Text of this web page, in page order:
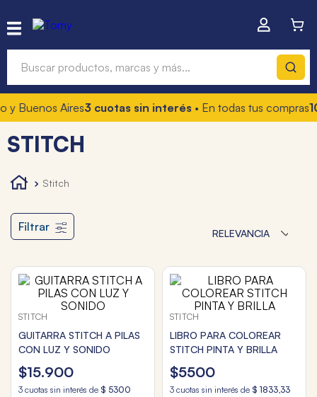
Aires 3 cuotas sin interés• En todas tus compras10%
STITCH
stitch
Filtrar RELEVANCIA
STITCH
GUITARRA STITCH A PILAS
CON LUZ Y SONIDO
$15.900
3 cuotas sin interés de $ 5300
STITCH
LIBRO PARA COLOREAR
STITCH PINTA Y BRILLA
$5500
3 cuotas sin interés de $ 1833,33
Términos más buscados
1
hot wheels
3.
4. marcadores